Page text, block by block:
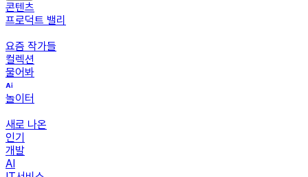
콘텐츠
프로덕트 밸리
요즘 작가들
컬렉션
물어봐
놀이터
새로 나온
인기
개발
AI